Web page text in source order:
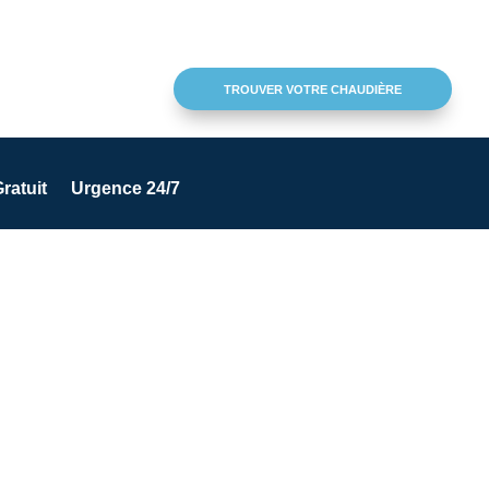
TROUVER VOTRE CHAUDIÈRE
Urgence 24/7